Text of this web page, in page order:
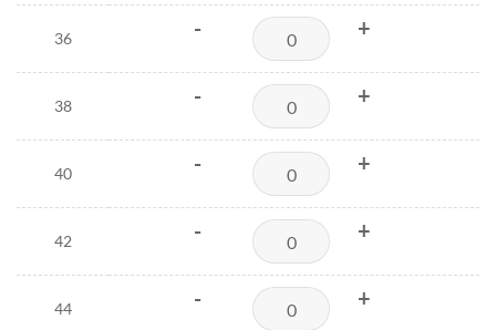
36 - +
38 - +
40 - +
42 - +
44 - +